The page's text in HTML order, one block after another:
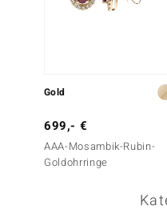
Gold
699,- €
AAA-Mosambik-Rubin-
Goldohrringe